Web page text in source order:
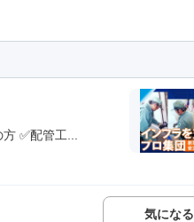
✅配管工...
気になる